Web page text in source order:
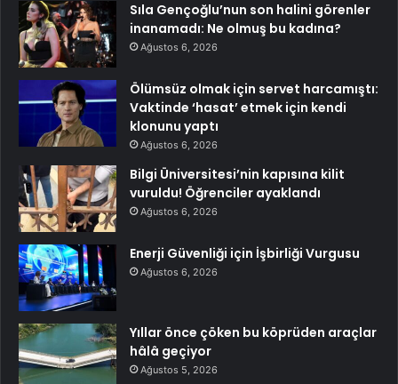
Sıla Gençoğlu’nun son halini görenler
inanamadı: Ne olmuş bu kadına?
Ağustos 6, 2026
Ölümsüz olmak için servet harcamıştı:
Vaktinde ‘hasat’ etmek için kendi
klonunu yaptı
Ağustos 6, 2026
Bilgi Üniversitesi’nin kapısına kilit
vuruldu! Öğrenciler ayaklandı
Ağustos 6, 2026
Enerji Güvenliği için İşbirliği Vurgusu
Ağustos 6, 2026
Yıllar önce çöken bu köprüden araçlar
hâlâ geçiyor
Ağustos 5, 2026